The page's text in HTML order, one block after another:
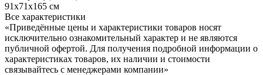
91x71x165 см
Все характеристики
«Приведённые цены и характеристики товаров носят
исключительно ознакомительный характер и не являются
публичной офертой. Для получения подробной информации о
характеристиках товаров, их наличии и стоимости
связывайтесь с менеджерами компании»